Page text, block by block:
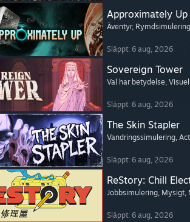
Approximately Up
Äventyr, Rymdsimulering
Släppt: 6 aug, 2026
Sovereign Tower
Val har betydelse,
Släppt: 6 aug, 2026
The Skin Stapler
Vandringssimulering,
Släppt: 6 aug, 2026
ReStory: Chill
Jobbsimulering, Mysigt,
Släppt: 6 aug, 2026